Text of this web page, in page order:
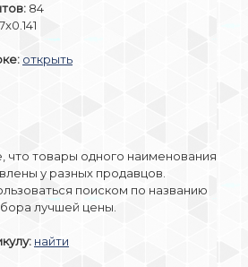
84
открыть
что товары одного наименования
у разных продавцов.
поиском по названию
лучшей цены.
найти